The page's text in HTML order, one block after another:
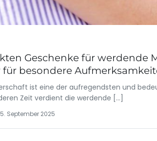
Geschenke für werdende
für besondere
ist eine der aufregendsten und
Zeit verdient die werdende […]
September 2025